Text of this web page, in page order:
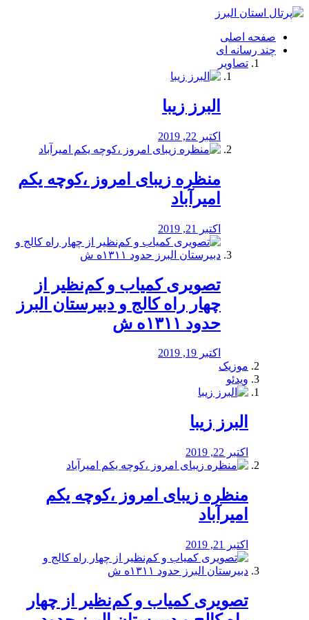
فصد
شرق
تهران
خشکشویی
صفحه اصلی
چند رسانه ای
تصاویر
البرز زیبا
اکتبر 22, 2019
منظره‌‌ زیبای امروز ،کوچه یکم
امیرآباد
اکتبر 21, 2019
️تصویری کمیاب و کم‌نظیر از
چهار راه كالج و دبيرستان البرز
حدود ۱۳۱۱ه ش
اکتبر 19, 2019
موزیک
ویدئو
البرز زیبا
اکتبر 22, 2019
منظره‌‌ زیبای امروز ،کوچه یکم
امیرآباد
اکتبر 21, 2019
️تصویری کمیاب و کم‌نظیر از چهار